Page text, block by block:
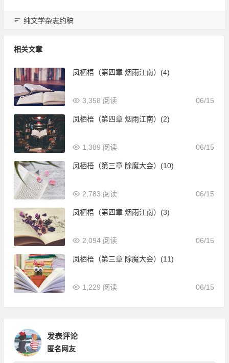
纯文学杂志约稿
相关文章
凤栖梧（第四章 烟雨江南）(4)
06/15
3,358 阅读
凤栖梧（第四章 烟雨江南）(2)
06/15
1,389 阅读
凤栖梧（第三章 除魔大会）(10)
06/15
2,783 阅读
凤栖梧（第四章 烟雨江南）(3)
06/15
2,094 阅读
凤栖梧（第三章 除魔大会）(11)
06/15
1,229 阅读
发表评论
匿名网友